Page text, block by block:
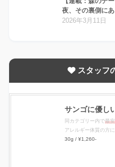
夜、その裏側に
2026年3月11日
スタッフ
サンゴに優し
同カテゴリー内で最
アレルギー体質の方に
30g / ¥1,260-